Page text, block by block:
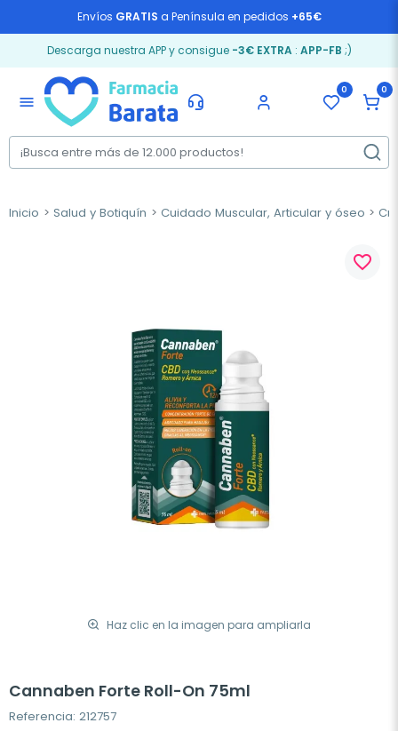
Envíos GRATIS a Península en pedidos +65€
Descarga nuestra APP y consigue -3€ EXTRA: APP-FB ;)
menu
0 0
Inicio Salud y Botiquín Cuidado Muscular, Articular y óseo
Haz clic en la imagen para ampliarla
favorite_border
Cannaben Forte Roll-On 75ml
Referencia: 212757